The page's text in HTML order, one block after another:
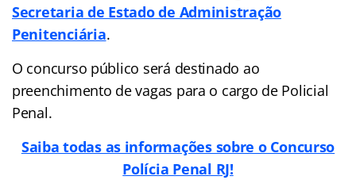
Secretaria de Estado de Administração
Penitenciária.
O concurso público será destinado ao
preenchimento de vagas para o cargo de Policial
Penal.
Saiba todas as informações sobre o Concurso
Polícia Penal RJ!